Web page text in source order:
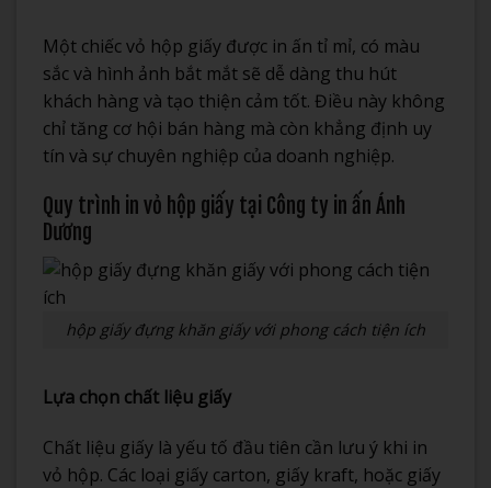
Một chiếc vỏ hộp giấy được in ấn tỉ mỉ, có màu
sắc và hình ảnh bắt mắt sẽ dễ dàng thu hút
khách hàng và tạo thiện cảm tốt. Điều này không
chỉ tăng cơ hội bán hàng mà còn khẳng định uy
tín và sự chuyên nghiệp của doanh nghiệp.
Quy trình in vỏ hộp giấy tại Công ty in ấn Ánh
Dương
hộp giấy đựng khăn giấy với phong cách tiện ích
Lựa chọn chất liệu giấy
Chất liệu giấy là yếu tố đầu tiên cần lưu ý khi in
vỏ hộp. Các loại giấy carton, giấy kraft, hoặc giấy